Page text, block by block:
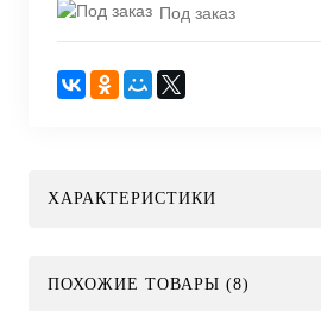
Под заказ
ХАРАКТЕРИСТИКИ
ПОХОЖИЕ ТОВАРЫ (8)